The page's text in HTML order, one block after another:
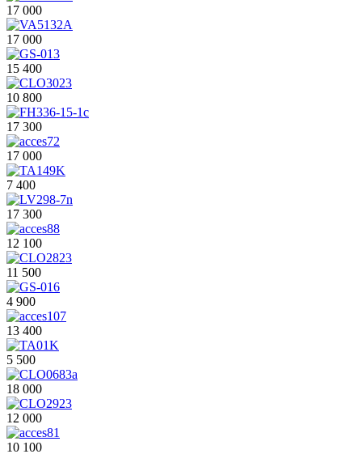
17 000
17 000
15 400
10 800
17 300
17 000
7 400
17 300
12 100
11 500
4 900
13 400
5 500
18 000
12 000
10 100